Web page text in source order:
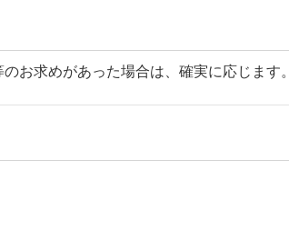
お求めがあった場合は、確実に応じます。